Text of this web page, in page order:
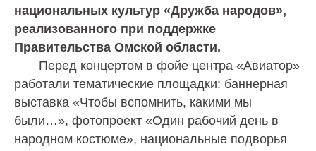
национальных культур «Дружба народов»,
реализованного при поддержке
Правительства Омской области.
Перед концертом в фойе центра «Авиатор»
работали тематические площадки: баннерная
выставка «Чтобы вспомнить, какими мы
были…», фотопроект «Один рабочий день в
народном костюме», национальные подворья